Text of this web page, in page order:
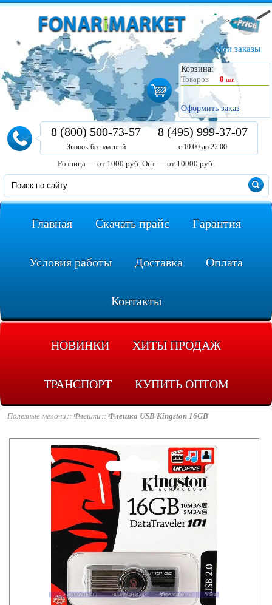
Мои заказы
Корзина:
Товаров
0 шт.
Оформить заказ
8 (800) 500-73-57
Звонок бесплатный
8 (495) 999-37-07
с 10:00 до 22:00
Розница — от 1000 руб. Опт — от 10000 руб.
Главная Скачать прайс Гарантия
Условия работы Доставка Оплата
Контакты
НОВИНКИ ХИТЫ ПРОДАЖ
ТРАНСПОРТ КУПИТЬ ОПТОМ
Полезные мелочи Флешки Флешка USB Kingston 16GB